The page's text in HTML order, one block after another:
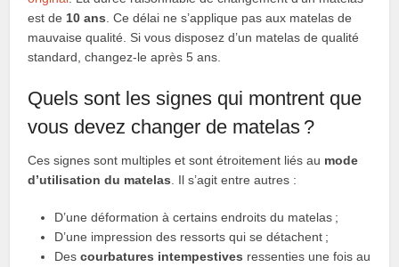
est de 10 ans . Ce délai ne s’applique pas aux matelas de
mauvaise qualité. Si vous disposez d’un matelas de qualité
standard, changez-le après 5 ans.
Quels sont les signes qui montrent que
vous devez changer de matelas ?
Ces signes sont multiples et sont étroitement liés au mode
d’utilisation du matelas . Il s’agit entre autres :
D’une déformation à certains endroits du matelas ;
D’une impression des ressorts qui se détachent ;
Descourbatures intempestives ressenties une fois au